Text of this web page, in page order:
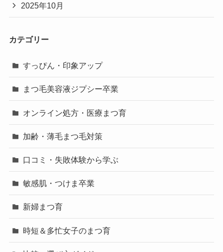
2025年10月
カテゴリー
すっぴん・印象アップ
まつ毛美容液ジプシー卒業
オンライン処方・医療まつ育
加齢・薄毛まつ毛対策
口コミ・失敗体験から学ぶ
敏感肌・つけま卒業
新婦まつ育
時短＆多忙女子のまつ育